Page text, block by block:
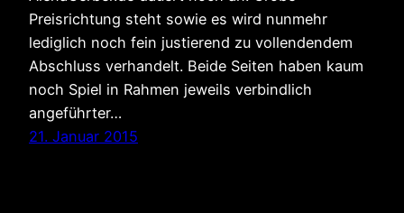
Preisrichtung steht sowie es wird nunmehr
lediglich noch fein justierend zu vollendendem
Abschluss verhandelt. Beide Seiten haben kaum
noch Spiel in Rahmen jeweils verbindlich
angeführter…
21. Januar 2015